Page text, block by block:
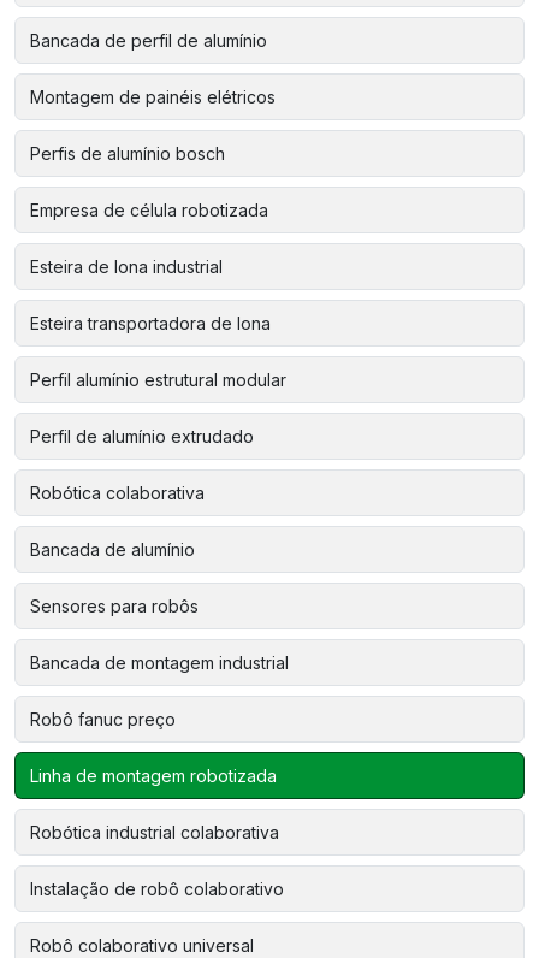
Bancada de perfil de alumínio
Montagem de painéis elétricos
Perfis de alumínio bosch
Empresa de célula robotizada
Esteira de lona industrial
Esteira transportadora de lona
Perfil alumínio estrutural modular
Perfil de alumínio extrudado
Robótica colaborativa
Bancada de alumínio
Sensores para robôs
Bancada de montagem industrial
Robô fanuc preço
Linha de montagem robotizada
Robótica industrial colaborativa
Instalação de robô colaborativo
Robô colaborativo universal